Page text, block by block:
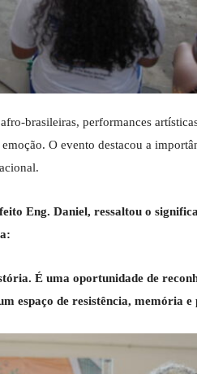
brasileiras, performances
O evento destacou a
Eng. Daniel, ressaltou o
É uma oportunidade de
espaço de resistência, memória e